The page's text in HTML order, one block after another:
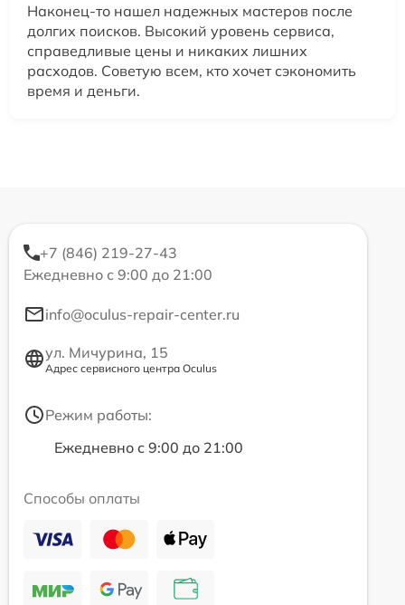
Наконец-то нашел надежных мастеров после
долгих поисков. Высокий уровень сервиса,
справедливые цены и никаких лишних
расходов. Советую всем, кто хочет сэкономить
время и деньги.
+7 (846) 219-27-43
Ежедневно с 9:00 до 21:00
info@oculus-repair-center.ru
ул. Мичурина, 15
Адрес сервисного центра Oculus
Режим работы:
Ежедневно с 9:00 до 21:00
Способы оплаты